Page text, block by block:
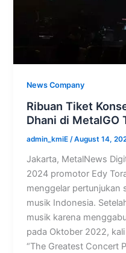
News Company
Ribuan Tiket
Dhani di MetalGO
admin_kmiE/August 14,
Jakarta, MetalNews
2024 promotor Edy
menggelar pertunjukan
musik Indonesia.
musik karena
pada Oktober 2022,
“The Greatest Concert